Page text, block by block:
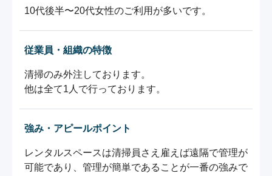
10代後半〜20代女性のご利用が多いです。
従業員・組織の特徴
清掃のみ外注しております。
他は全て1人で行っております。
強み・アピールポイント
レンタルスペースは清掃員さえ雇えば遠隔で管理が
可能であり、管理が簡単であることが一番の強みで